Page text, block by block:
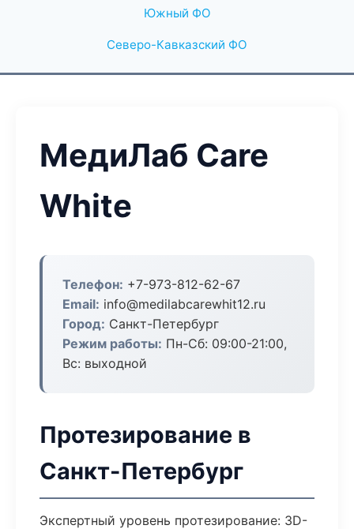
Южный ФО
Северо-Кавказский ФО
МедиЛаб Care
White
Телефон: +7-973-812-62-67
Email: info@medilabcarewhit12.ru
Город: Санкт-Петербург
Режим работы: Пн-Сб: 09:00-21:00,
Вс: выходной
Протезирование в
Санкт-Петербург
Экспертный уровень протезирование: 3D-